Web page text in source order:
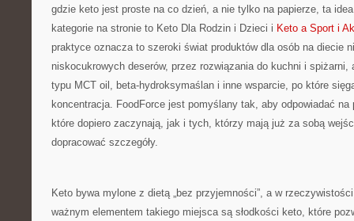
gdzie keto jest proste na co dzień, a nie tylko na papierze, ta
kategorie na stronie to Keto Dla Rodzin i Dzieci i Keto a Sport i
praktyce oznacza to szeroki świat produktów dla osób na diecie
niskocukrowych deserów, przez rozwiązania do kuchni i spiżarni,
typu MCT oil, beta-hydroksymaślan i inne wsparcie, po które
koncentracja. FoodForce jest pomyślany tak, aby odpowiadać na
które dopiero zaczynają, jak i tych, którzy mają już za sobą
dopracować szczegóły.
Keto bywa mylone z dietą „bez przyjemności”, a w
ważnym elementem takiego miejsca są słodkości keto, które